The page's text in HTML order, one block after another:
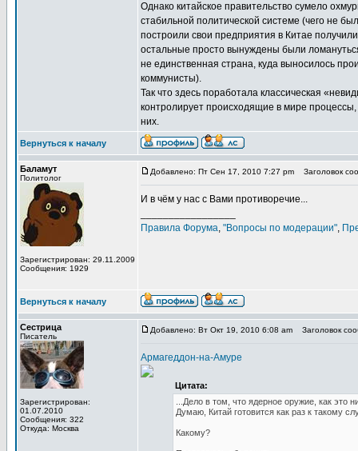
Однако китайское правительство сумело
стабильной политической системе (чего не
построили свои предприятия в Китае
остальные просто вынуждены были
не единственная страна, куда выносилось
коммунисты).
Так что здесь поработала классическая
контролирует происходящие в мире
них.
Вернуться к началу
Баламут
Политолог
Зарегистрирован: 29.11.2009
Сообщения: 1929
Добавлено: Пт Сен 17, 2010 7:27 pm Заголовок
И в чём у нас с Вами противоречие...
Правила Форума, "Вопросы по модерации",
Вернуться к началу
Сестрица
Писатель
Зарегистрирован:
01.07.2010
Сообщения: 322
Откуда: Москва
Добавлено: Вт Окт 19, 2010 6:08 am Заголовок
Армагеддон-на-Амуре
Цитата:
...Дело в том, что ядерное оружие, как это
Думаю, Китай готовится как раз к такому
Какому?